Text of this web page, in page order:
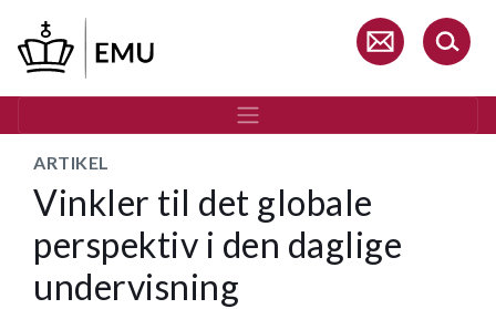
hovedindhold
ARTIKEL
Vinkler til det globale
perspektiv i den daglige
undervisning